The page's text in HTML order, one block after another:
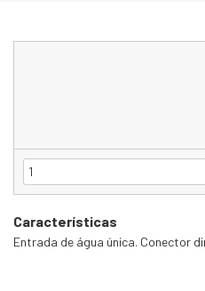
Características
Entrada de água única. Conector